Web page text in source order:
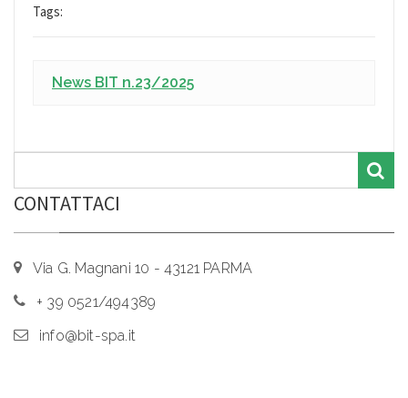
Tags:
News BIT n.23/2025
CONTATTACI
Via G. Magnani 10 - 43121 PARMA
+ 39 0521/494389
info@bit-spa.it